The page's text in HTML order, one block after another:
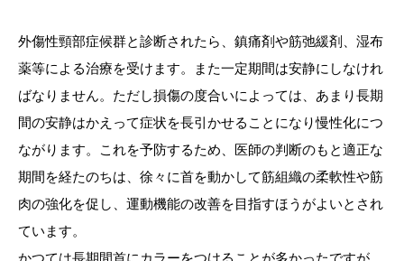
外傷性頸部症候群と診断されたら、鎮痛剤や筋弛緩剤、湿布
薬等による治療を受けます。また一定期間は安静にしなけれ
ばなりません。ただし損傷の度合いによっては、あまり長期
間の安静はかえって症状を長引かせることになり慢性化につ
ながります。これを予防するため、医師の判断のもと適正な
期間を経たのちは、徐々に首を動かして筋組織の柔軟性や筋
肉の強化を促し、運動機能の改善を目指すほうがよいとされ
ています。
かつては長期間首にカラーをつけることが多かったですが、